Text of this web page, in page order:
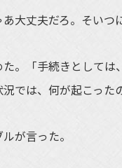
大丈夫だろ。そいつ
。「手続きとして
では、何が起こった
が言った。